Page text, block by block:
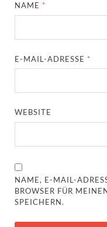
NAME *
E-MAIL-ADRESSE *
WEBSITE
NAME, E-MAIL-
BROWSER FÜR
SPEICHERN.